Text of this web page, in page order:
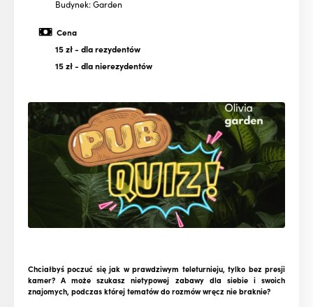
Budynek: Garden
Cena
15 zł- dla rezydentów
15 zł- dla nierezydentów
Chciałbyś poczuć się jak w prawdziwym teleturnieju, tylko bez presji
kamer? A może szukasz nietypowej zabawy dla siebie i swoich
znajomych, podczas której tematów do rozmów wręcz nie braknie?